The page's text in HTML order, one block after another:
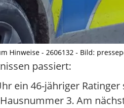
Hinweise - 2606132 - Bild:
passiert:
ein 46-jähriger
3. Am